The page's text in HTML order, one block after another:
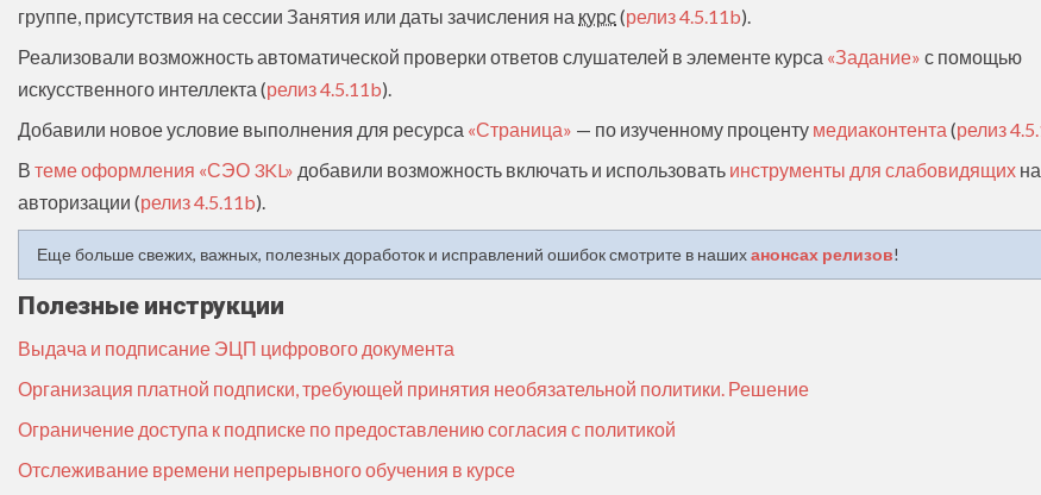
группе, присутствия на сессии Занятия или даты зачисления на курс(релиз 4.5.11b).
Реализовали возможность автоматической проверки ответов слушателей в элементе курса «Задание» с помощью
искусственного интеллекта (релиз 4.5.11b).
Добавили новое условие выполнения для ресурса «Страница» — по изученному проценту медиаконтента (релиз
В теме оформления «СЭО 3KL» добавили возможность включать и использовать инструменты для слабовидящих
авторизации (релиз 4.5.11b).
Еще больше свежих, важных, полезных доработок и исправлений ошибок смотрите в нашиханонсах релизов!
Полезные инструкции
Выдача и подписание ЭЦП цифрового документа
Организация платной подписки, требующей принятия необязательной политики. Решение
Ограничение доступа к подписке по предоставлению согласия с политикой
Отслеживание времени непрерывного обучения в курсе